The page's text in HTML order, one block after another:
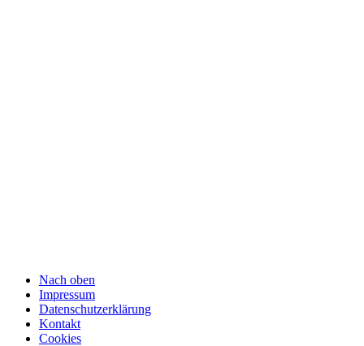
Nach oben
Impressum
Datenschutzerklärung
Kontakt
Cookies